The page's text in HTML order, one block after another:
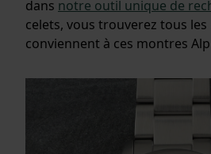
dans notre outil unique de
celets, vous trouverez tous
conviennent à ces montres